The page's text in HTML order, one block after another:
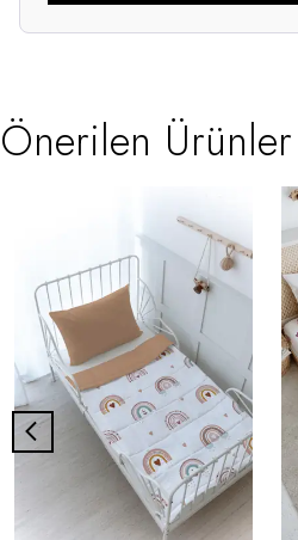
Önerilen Ürünler